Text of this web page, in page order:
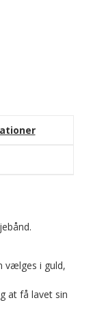
vælges i guld,
at få lavet sin